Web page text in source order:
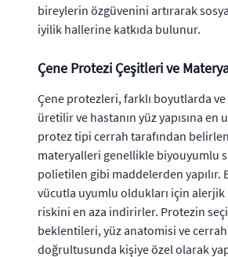
bireylerin özgüvenini artırarak
iyilik hallerine katkıda bulunur.
Çene Protezi Çeşitleri ve
Çene protezleri, farklı boyutlarda
üretilir ve hastanın yüz yapısına en
protez tipi cerrah tarafından
materyalleri genellikle biyouyumlu
polietilen gibi maddelerden yapılır.
vücutla uyumlu oldukları için alerjik
riskini en aza indirirler. Protezin
beklentileri, yüz anatomisi ve
doğrultusunda kişiye özel olarak